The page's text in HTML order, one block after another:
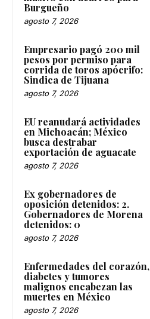
Burgueño
agosto 7, 2026
Empresario pagó 200 mil
pesos por permiso para
corrida de toros apócrifo:
Sindica de Tijuana
agosto 7, 2026
EU reanudará actividades
en Michoacán; México
busca destrabar
exportación de aguacate
agosto 7, 2026
Ex gobernadores de
oposición detenidos: 2.
Gobernadores de Morena
detenidos: 0
agosto 7, 2026
Enfermedades del corazón,
diabetes y tumores
malignos encabezan las
muertes en México
agosto 7, 2026